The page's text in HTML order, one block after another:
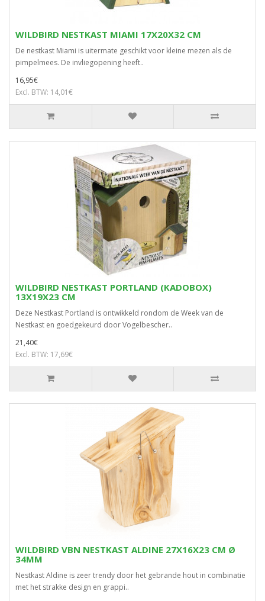
WILDBIRD NESTKAST MIAMI 17X20X32 CM
De nestkast Miami is uitermate geschikt voor kleine mezen als de
pimpelmees. De invliegopening heeft..
16,95€
Excl. BTW: 14,01€
WILDBIRD NESTKAST PORTLAND (KADOBOX)
13X19X23 CM
Deze Nestkast Portland is ontwikkeld rondom de Week van de
Nestkast en goedgekeurd door Vogelbescher..
21,40€
Excl. BTW: 17,69€
WILDBIRD VBN NESTKAST ALDINE 27X16X23 CM Ø
34MM
Nestkast Aldine is zeer trendy door het gebrande hout in combinatie
met het strakke design en grappi..